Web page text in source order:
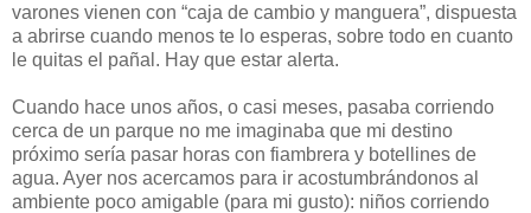
varones vienen con “caja de cambio y manguera”, dispuesta
a abrirse cuando menos te lo esperas, sobre todo en cuanto
le quitas el pañal. Hay que estar alerta.
Cuando hace unos años, o casi meses, pasaba corriendo
cerca de un parque no me imaginaba que mi destino
próximo sería pasar horas con fiambrera y botellines de
agua. Ayer nos acercamos para ir acostumbrándonos al
ambiente poco amigable (para mi gusto): niños corriendo